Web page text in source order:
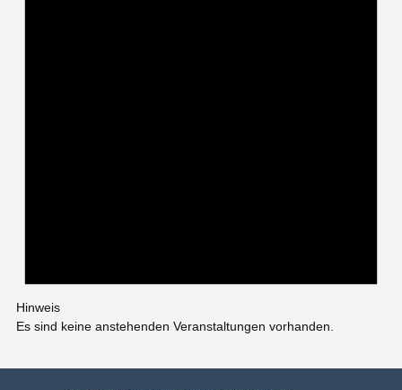
Hinweis
Es sind keine anstehenden Veranstaltungen vorhanden.